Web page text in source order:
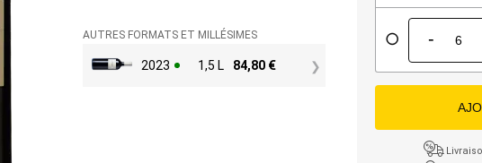
AUTRES FORMATS ET MILLÉSIMES
2023 1,5 L 84,80 €
-